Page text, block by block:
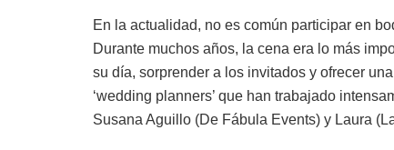
En la actualidad, no es común participar en
Durante muchos años, la cena era lo más
su día, sorprender a los invitados y ofrecer
‘wedding planners’ que han trabajado
Susana Aguillo (De Fábula Events) y Laura